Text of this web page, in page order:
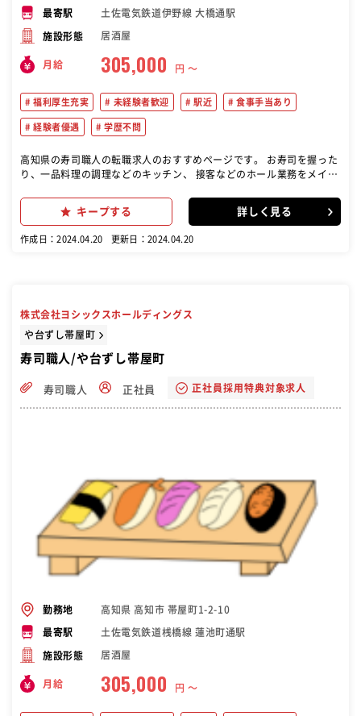
最寄駅 土佐電気鉄道伊野線 大橋通駅
施設形態 居酒屋
月給 305,000 円 〜
福利厚生充実 未経験者歓迎 駅近 食事手当あり
経験者優遇 学歴不問
高知県の寿司職人の転職求人のおすすめページです。 お寿司を握った
り、一品料理の調理などのキッチン、 接客などのホール業務をメイン
キープする 詳しく見る
作成日：2024.04.20 更新日：2024.04.20
株式会社ヨシックスホールディングス
や台ずし帯屋町
寿司職人/や台ずし帯屋町
寿司職人 正社員 正社員採用特典対象求人
勤務地 高知県 高知市 帯屋町1-2-10
最寄駅 土佐電気鉄道桟橋線 蓮池町通駅
施設形態 居酒屋
月給 305,000 円 〜